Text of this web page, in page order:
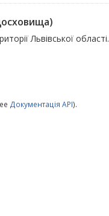
Львівської області.
Документація API).